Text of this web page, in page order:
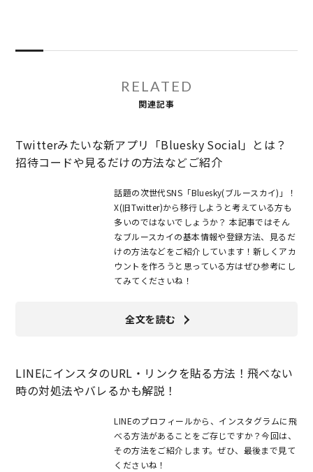
RELATED
関連記事
Twitterみたいな新アプリ「Bluesky Social」とは？
招待コードや見るだけの方法などご紹介
話題の次世代SNS「Bluesky(ブルースカイ)」！
X(旧Twitter)から移行しようと考えている方も
多いのではないでしょうか？ 本記事ではそん
なブルースカイの基本情報や登録方法、見るだ
けの方法などをご紹介しています！新しくアカ
ウントを作ろうと思っている方はぜひ参考にし
てみてくださいね！
全文を読む
LINEにインスタのURL・リンクを貼る方法！飛べない
時の対処法やバレるかも解説！
LINEのプロフィールから、インスタグラムに飛
べる方法があることをご存じですか？今回は、
その方法をご紹介します。ぜひ、最後まで見て
くださいね！